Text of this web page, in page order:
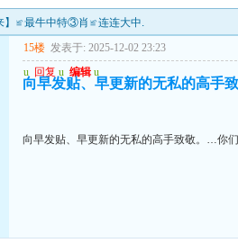
】≌最牛中特③肖≌连连大中.
15楼 发表于: 2025-12-02 23:23
u 回复 u 编辑 u
向早发贴、早更新的无私的高手
向早发贴、早更新的无私的高手致敬。…你